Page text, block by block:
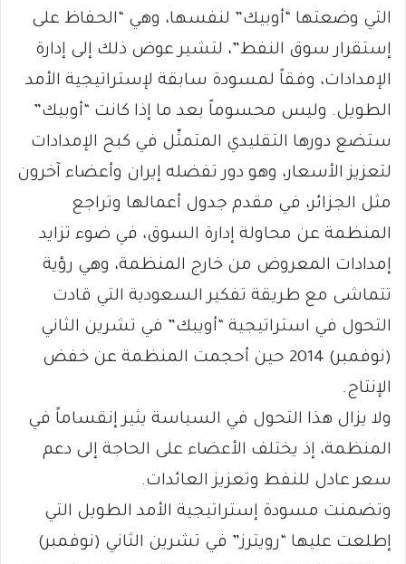
التي وضعتها “أوبيك” لنفسها، وهي “الحفاظ على
إستقرار سوق النفط”، لتشير عوض ذلك إلى إدارة
الإمدادات، وفقاً لمسودة سابقة لإستراتيجية الأمد
الطويل. وليس محسوماً بعد ما إذا كانت “أوبيك”
ستضع دورها التقليدي المتمثّل في كبح الإمدادات
لتعزيز الأسعار، وهو دور تفضله إيران وأعضاء آخرون
مثل الجزائر، في مقدم جدول أعمالها وتراجع
المنظمة عن محاولة إدارة السوق، في ضوء تزايد
إمدادات المعروض من خارج المنظمة، وهي رؤية
تتماشى مع طريقة تفكير السعودية التي قادت
التحول في استراتيجية “أويبك” في تشرين الثاني
(نوفمبر) 2014 حين أحجمت المنظمة عن خفض
الإنتاج.
ولا يزال هذا التحول في السياسة يثير إنقساماً في
المنظمة، إذ يختلف الأعضاء على الحاجة إلى دعم
سعر عادل للنفط وتعزيز العائدات.
وتضمنت مسودة إستراتيجية الأمد الطويل التي
إطلعت عليها “رويترز” في تشرين الثاني (نوفمبر)